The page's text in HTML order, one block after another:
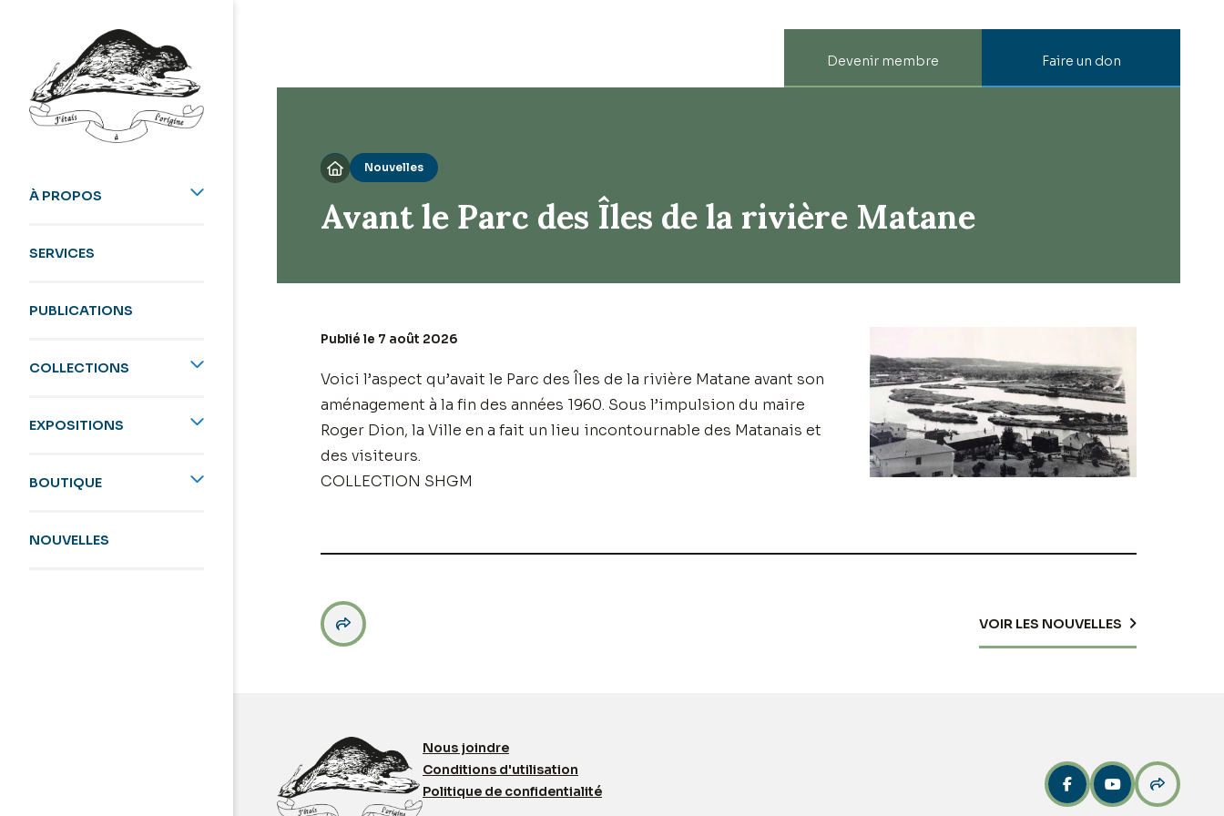
À PROPOS
SERVICES
PUBLICATIONS
COLLECTIONS
EXPOSITIONS
BOUTIQUE
NOUVELLES
Devenir membre Faire un don
 Nouvelles
Avant le Parc des Îles de la rivière Matane
Publié le 7 août 2026
Voici l’aspect qu’avait le Parc des Îles de la rivière Matane avant son
aménagement à la fin des années 1960. Sous l’impulsion du maire
Roger Dion, la Ville en a fait un lieu incontournable des Matanais et
des visiteurs.
COLLECTION SHGM
 VOIR LES NOUVELLES
Nous joindre
Conditions d'utilisation
Politique de confidentialité
  